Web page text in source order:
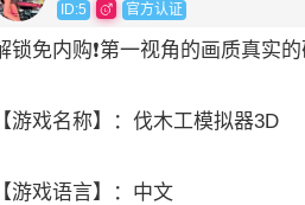
ID:5 官方认证
锁免内购❗第一视角的画质真实
【游戏名称】：伐木工模拟器3D
【游戏语言】：中文